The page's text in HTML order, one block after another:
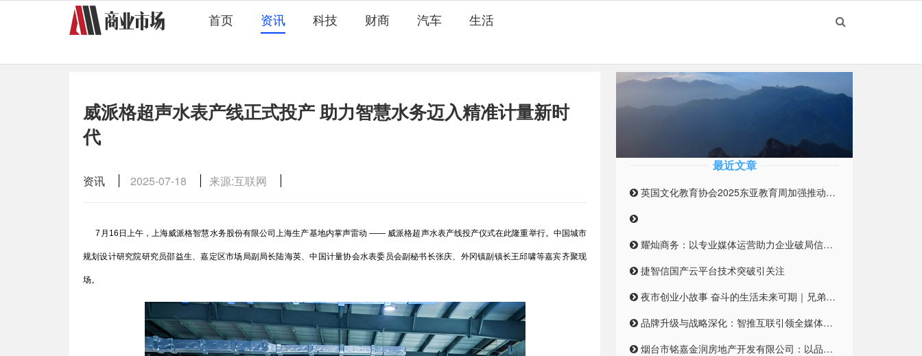
首页 资讯 科技 财商 汽车 生活
威派格超声水表产线正式投产 助力智慧水务迈入精准计量新时
代
资讯 2025-07-18 来源:互联网
7月16日上午，上海威派格智慧水务股份有限公司上海生产基地内掌声雷动 —— 威派格超声水表产线投产仪式在此隆重举行。中国城市
规划设计研究院研究员邵益生、嘉定区市场局副局长陆海英、中国计量协会水表委员会副秘书长张庆、外冈镇副镇长王邱啸等嘉宾齐聚现
场。
最近文章
英国文化教育协会2025东亚教育周加强推动英国与东亚高等教育合作伙伴关系
耀灿商务：以专业媒体运营助力企业破局信息迷雾
捷智信国产云平台技术突破引关注
夜市创业小故事 奋斗的生活未来可期｜兄弟合伙摆摊 开启创业之路
品牌升级与战略深化：智推互联引领全媒体整合营销新纪元
烟台市铭嘉金润房地产开发有限公司：以品质筑梦，引领未来居住新风尚